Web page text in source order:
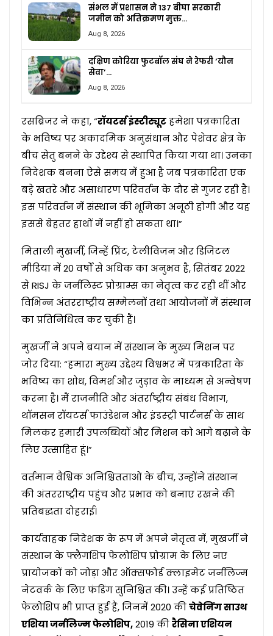
संभल में प्रशासन ने 137 बीघा सरकारी
जमीन को अतिक्रमण मुक्त…
Aug 8, 2026
दक्षिण कोरिया फुटबॉल संघ ने रेफरी ‘यौन
सेवा’…
Aug 8, 2026
रसब्रिजर ने कहा, “रॉयटर्स इंस्टीट्यूटहमेशा पत्रकारिता
के भविष्य पर अकादमिक अनुसंधान और पेशेवर क्षेत्र के
बीच सेतु बनने के उद्देश्य से स्थापित किया गया था। उनका
निदेशक बनना ऐसे समय में हुआ है जब पत्रकारिता एक
बड़े खतरे और असाधारण परिवर्तन के दौर से गुजर रही है।
इस परिवर्तन में संस्थान की भूमिका अनूठी होगी और यह
इससे बेहतर हाथों में नहीं हो सकता था।”
मिताली मुखर्जी, जिन्हें प्रिंट, टेलीविजन और डिजिटल
मीडिया में 20 वर्षों से अधिक का अनुभव है, सितंबर 2022
से RISJ के जर्नलिस्ट प्रोग्राम्स का नेतृत्व कर रही थीं और
विभिन्न अंतरराष्ट्रीय सम्मेलनों तथा आयोजनों में संस्थान
का प्रतिनिधित्व कर चुकी हैं।
मुखर्जी ने अपने बयान में संस्थान के मुख्य मिशन पर
जोर दिया: “हमारा मुख्य उद्देश्य विश्वभर में पत्रकारिता के
भविष्य का शोध, विमर्श और जुड़ाव के माध्यम से अन्वेषण
करना है। मैं राजनीति और अंतर्राष्ट्रीय संबंध विभाग,
थॉमसन रॉयटर्स फाउंडेशन और इंडस्ट्री पार्टनर्स के साथ
मिलकर हमारी उपलब्धियों और मिशन को आगे बढ़ाने के
लिए उत्साहित हूं।”
वर्तमान वैश्विक अनिश्चितताओं के बीच, उन्होंने संस्थान
की अंतरराष्ट्रीय पहुंच और प्रभाव को बनाए रखने की
प्रतिबद्धता दोहराई।
कार्यवाहक निदेशक के रूप में अपने नेतृत्व में, मुखर्जी ने
संस्थान के फ्लैगशिप फेलोशिप प्रोग्राम के लिए नए
प्रायोजकों को जोड़ा और ऑक्सफोर्ड क्लाइमेट जर्नलिज्म
नेटवर्क के लिए फंडिंग सुनिश्चित की। उन्हें कई प्रतिष्ठित
फेलोशिप भी प्राप्त हुई हैं, जिनमें 2020 कीचेवेनिंग साउथ
एशिया जर्नलिज्म फेलोशिप,2019 कीरैसिना एशियन